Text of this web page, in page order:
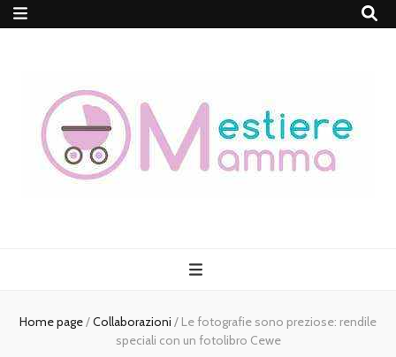
Home page/Collaborazioni / Le fotografie sono preziose: rendile
speciali con un fotolibro Cewe